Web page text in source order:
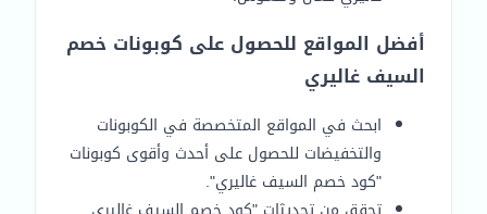
أفضل المواقع للحصول على كوبونات خصم
السيف غاليري
ابحث في المواقع المتخصصة في الكوبونات
والتخفيضات للحصول على أحدث وأقوى كوبونات
"كود خصم السيف غاليري".